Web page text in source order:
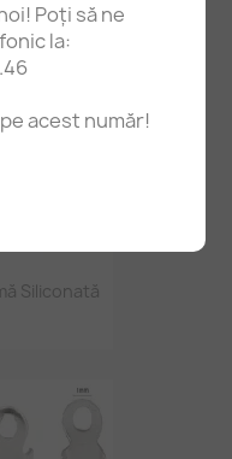
Poți să ne
la:
acest număr!
Siliconată